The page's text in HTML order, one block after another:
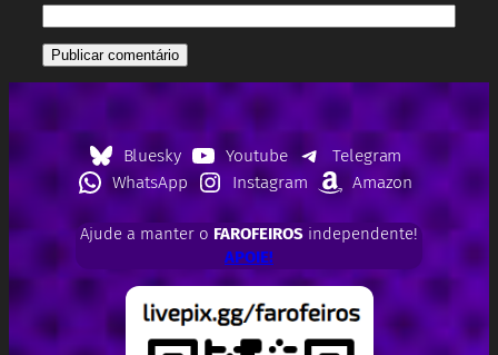
Bluesky Youtube
Telegram
WhatsApp
Instagram Amazon
Ajude a manter o FAROFEIROSindependente!
APOIE!